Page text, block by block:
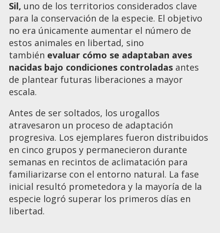
Sil, uno de los territorios considerados clave
para la conservación de la especie. El objetivo
no era únicamente aumentar el número de
estos animales en libertad, sino
también evaluar cómo se adaptaban aves
nacidas bajo condiciones controladas antes
de plantear futuras liberaciones a mayor
escala.
Antes de ser soltados, los urogallos
atravesaron un proceso de adaptación
progresiva. Los ejemplares fueron distribuidos
en cinco grupos y permanecieron durante
semanas en recintos de aclimatación para
familiarizarse con el entorno natural. La fase
inicial resultó prometedora y la mayoría de la
especie logró superar los primeros días en
libertad.